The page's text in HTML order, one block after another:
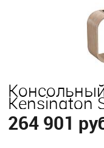
Kensington
264 901